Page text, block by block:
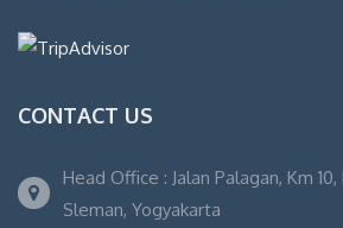
CONTACT US
Head Office : Jalan Palagan, Km
Sleman, Yogyakarta